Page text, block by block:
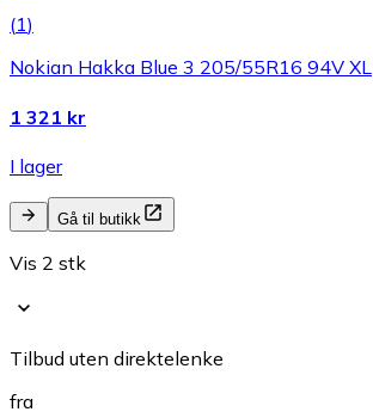
(1)
Nokian Hakka Blue 3 205/55R16 94V XL
1 321 kr
I lager
Gå til butikk
Vis 2 stk
Tilbud uten direktelenke
fra